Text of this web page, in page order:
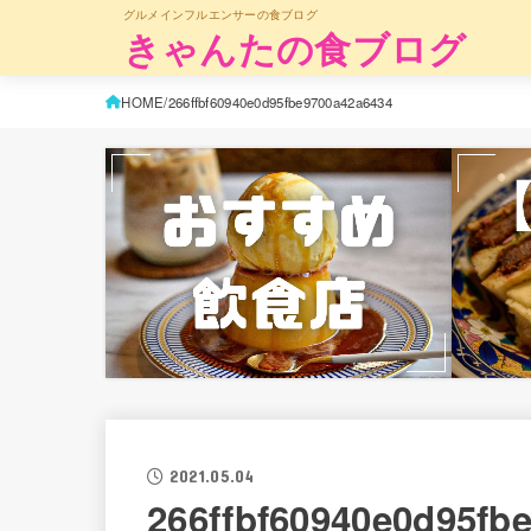
グルメインフルエンサーの食ブログ
きゃんたの食ブログ
HOME 266ffbf60940e0d95fbe9700a42a6434
2021.05.04